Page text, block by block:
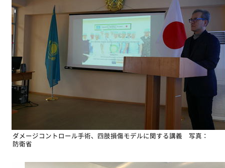
ダメージコントロール手術、四肢損傷モデルに関する講義 写真：
防衛省